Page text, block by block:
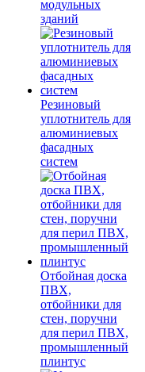
модульных
зданий
Резиновый
уплотнитель для
алюминиевых
фасадных
систем
Отбойная доска
ПВХ,
отбойники для
стен, поручни
для перил ПВХ,
промышленный
плинтус